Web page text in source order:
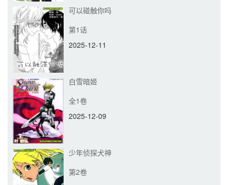
可以碰触你吗
第1话
2025-12-11
白雪暗姬
全1卷
2025-12-09
少年侦探犬神
第2卷